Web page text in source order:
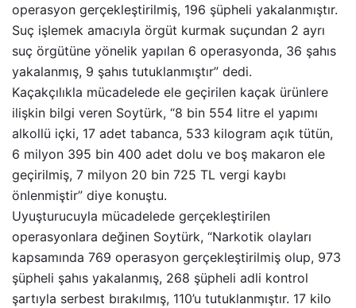
operasyon gerçekleştirilmiş, 196 şüpheli yakalanmıştır.
Suç işlemek amacıyla örgüt kurmak suçundan 2 ayrı
suç örgütüne yönelik yapılan 6 operasyonda, 36 şahıs
yakalanmış, 9 şahıs tutuklanmıştır” dedi.
Kaçakçılıkla mücadelede ele geçirilen kaçak ürünlere
ilişkin bilgi veren Soytürk, “8 bin 554 litre el yapımı
alkollü içki, 17 adet tabanca, 533 kilogram açık tütün,
6 milyon 395 bin 400 adet dolu ve boş makaron ele
geçirilmiş, 7 milyon 20 bin 725 TL vergi kaybı
önlenmiştir” diye konuştu.
Uyuşturucuyla mücadelede gerçekleştirilen
operasyonlara değinen Soytürk, “Narkotik olayları
kapsamında 769 operasyon gerçekleştirilmiş olup, 973
şüpheli şahıs yakalanmış, 268 şüpheli adli kontrol
şartıyla serbest bırakılmış, 110’u tutuklanmıştır. 17 kilo